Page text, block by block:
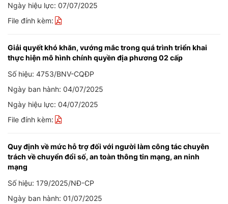
Ngày hiệu lực: 07/07/2025
File đính kèm:
Giải quyết khó khăn, vướng mắc trong quá trình triển khai
thực hiện mô hình chính quyền địa phương 02 cấp
Số hiệu: 4753/BNV-CQĐP
Ngày ban hành: 04/07/2025
Ngày hiệu lực: 04/07/2025
File đính kèm:
Quy định về mức hỗ trợ đối với người làm công tác chuyên
trách về chuyển đổi số, an toàn thông tin mạng, an ninh
mạng
Số hiệu: 179/2025/NĐ-CP
Ngày ban hành: 01/07/2025